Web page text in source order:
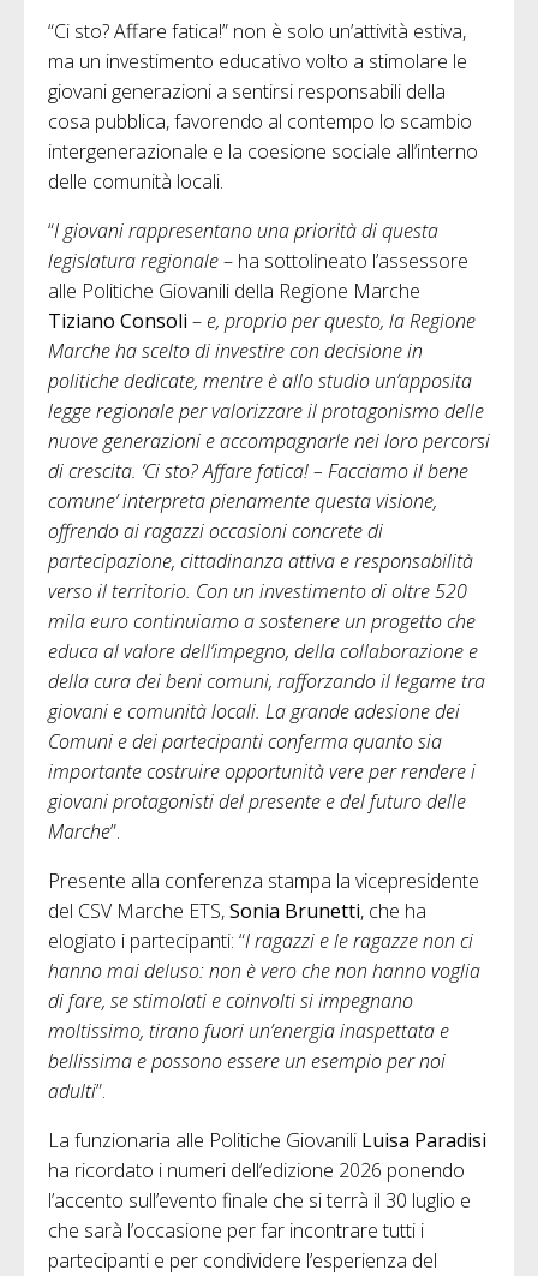
“Ci sto? Affare fatica!” non è solo un’attività estiva,
ma un investimento educativo volto a stimolare le
giovani generazioni a sentirsi responsabili della
cosa pubblica, favorendo al contempo lo scambio
intergenerazionale e la coesione sociale all’interno
delle comunità locali.
“I giovani rappresentano una priorità di questa
legislatura regionale– ha sottolineato l’assessore
alle Politiche Giovanili della Regione Marche
Tiziano Consoli – e, proprio per questo, la Regione
Marche ha scelto di investire con decisione in
politiche dedicate, mentre è allo studio un’apposita
legge regionale per valorizzare il protagonismo delle
nuove generazioni e accompagnarle nei loro percorsi
di crescita. ‘Ci sto? Affare fatica! – Facciamo il bene
comune’ interpreta pienamente questa visione,
offrendo ai ragazzi occasioni concrete di
partecipazione, cittadinanza attiva e responsabilità
verso il territorio. Con un investimento di oltre 520
mila euro continuiamo a sostenere un progetto che
educa al valore dell’impegno, della collaborazione e
della cura dei beni comuni, rafforzando il legame tra
giovani e comunità locali. La grande adesione dei
Comuni e dei partecipanti conferma quanto sia
importante costruire opportunità vere per rendere i
giovani protagonisti del presente e del futuro delle
Marche”.
Presente alla conferenza stampa la vicepresidente
del CSV Marche ETS,Sonia Brunetti, che ha
elogiato i partecipanti: “I ragazzi e le ragazze non ci
hanno mai deluso: non è vero che non hanno voglia
di fare, se stimolati e coinvolti si impegnano
moltissimo, tirano fuori un’energia inaspettata e
bellissima e possono essere un esempio per noi
adulti”.
La funzionaria alle Politiche Giovanili Luisa Paradisi
ha ricordato i numeri dell’edizione 2026 ponendo
l’accento sull’evento finale che si terrà il 30 luglio e
che sarà l’occasione per far incontrare tutti i
partecipanti e per condividere l’esperienza del